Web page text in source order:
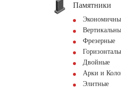
Памятники
Фрезерные
Двойные
Арки и
Элитные